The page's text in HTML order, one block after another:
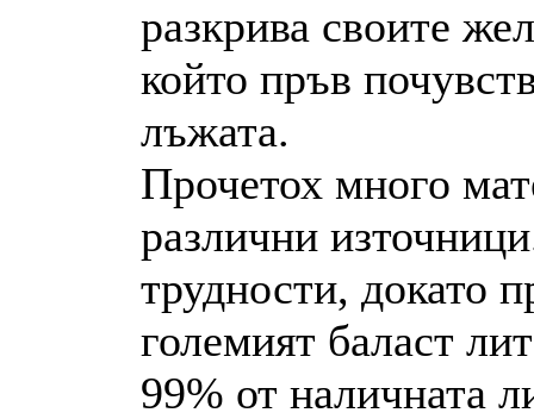
разкрива своите
който пръв
лъжата.
Прочетох много
различни
трудности, докато
големият баласт
99% от наличната